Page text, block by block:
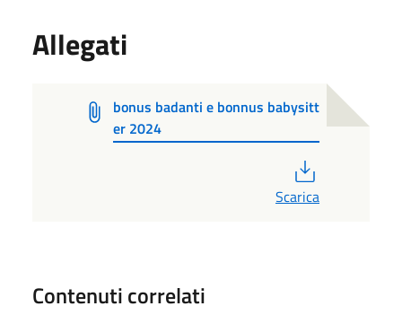
Allegati
bonus badanti e bonnus babysitt
er 2024
Scarica
Contenuti correlati